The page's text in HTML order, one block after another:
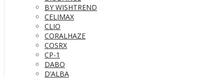
BY WISHTREND
CELIMAX
CLIO
CORALHAZE
COSRX
CP-1
DABO
D’ALBA